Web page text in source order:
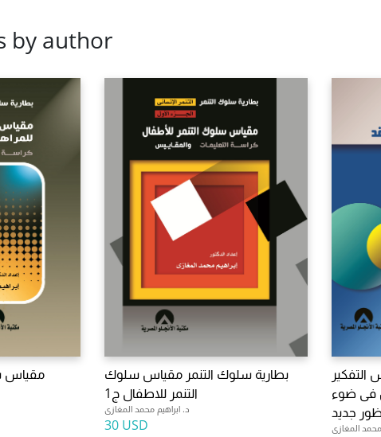
by author
مقياس
بطارية سلوك التنمر مقياس سلوك
التنمر للاطفال ج1
د. ابراهيم محمد المغازى
30 USD
فى ضوء
جديد
محمد المغازى